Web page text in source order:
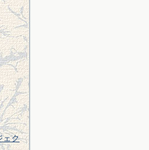
ェク